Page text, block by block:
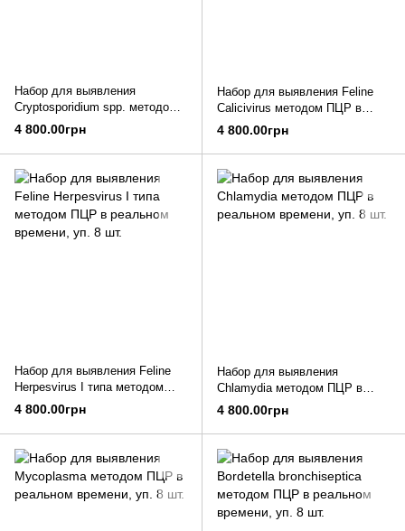
Набор для выявления
Cryptosporidium spp. методом
ПЦР в реальном времени, уп.
4 800.00грн
Набор для выявления Feline
Calicivirus методом ПЦР в
реальном времени, уп. 8 шт.
4 800.00грн
Набор для выявления Feline
Herpesvirus I типа методом
ПЦР в реальном времени, уп.
4 800.00грн
Набор для выявления
Chlamydia методом ПЦР в
реальном времени, уп. 8 шт.
4 800.00грн